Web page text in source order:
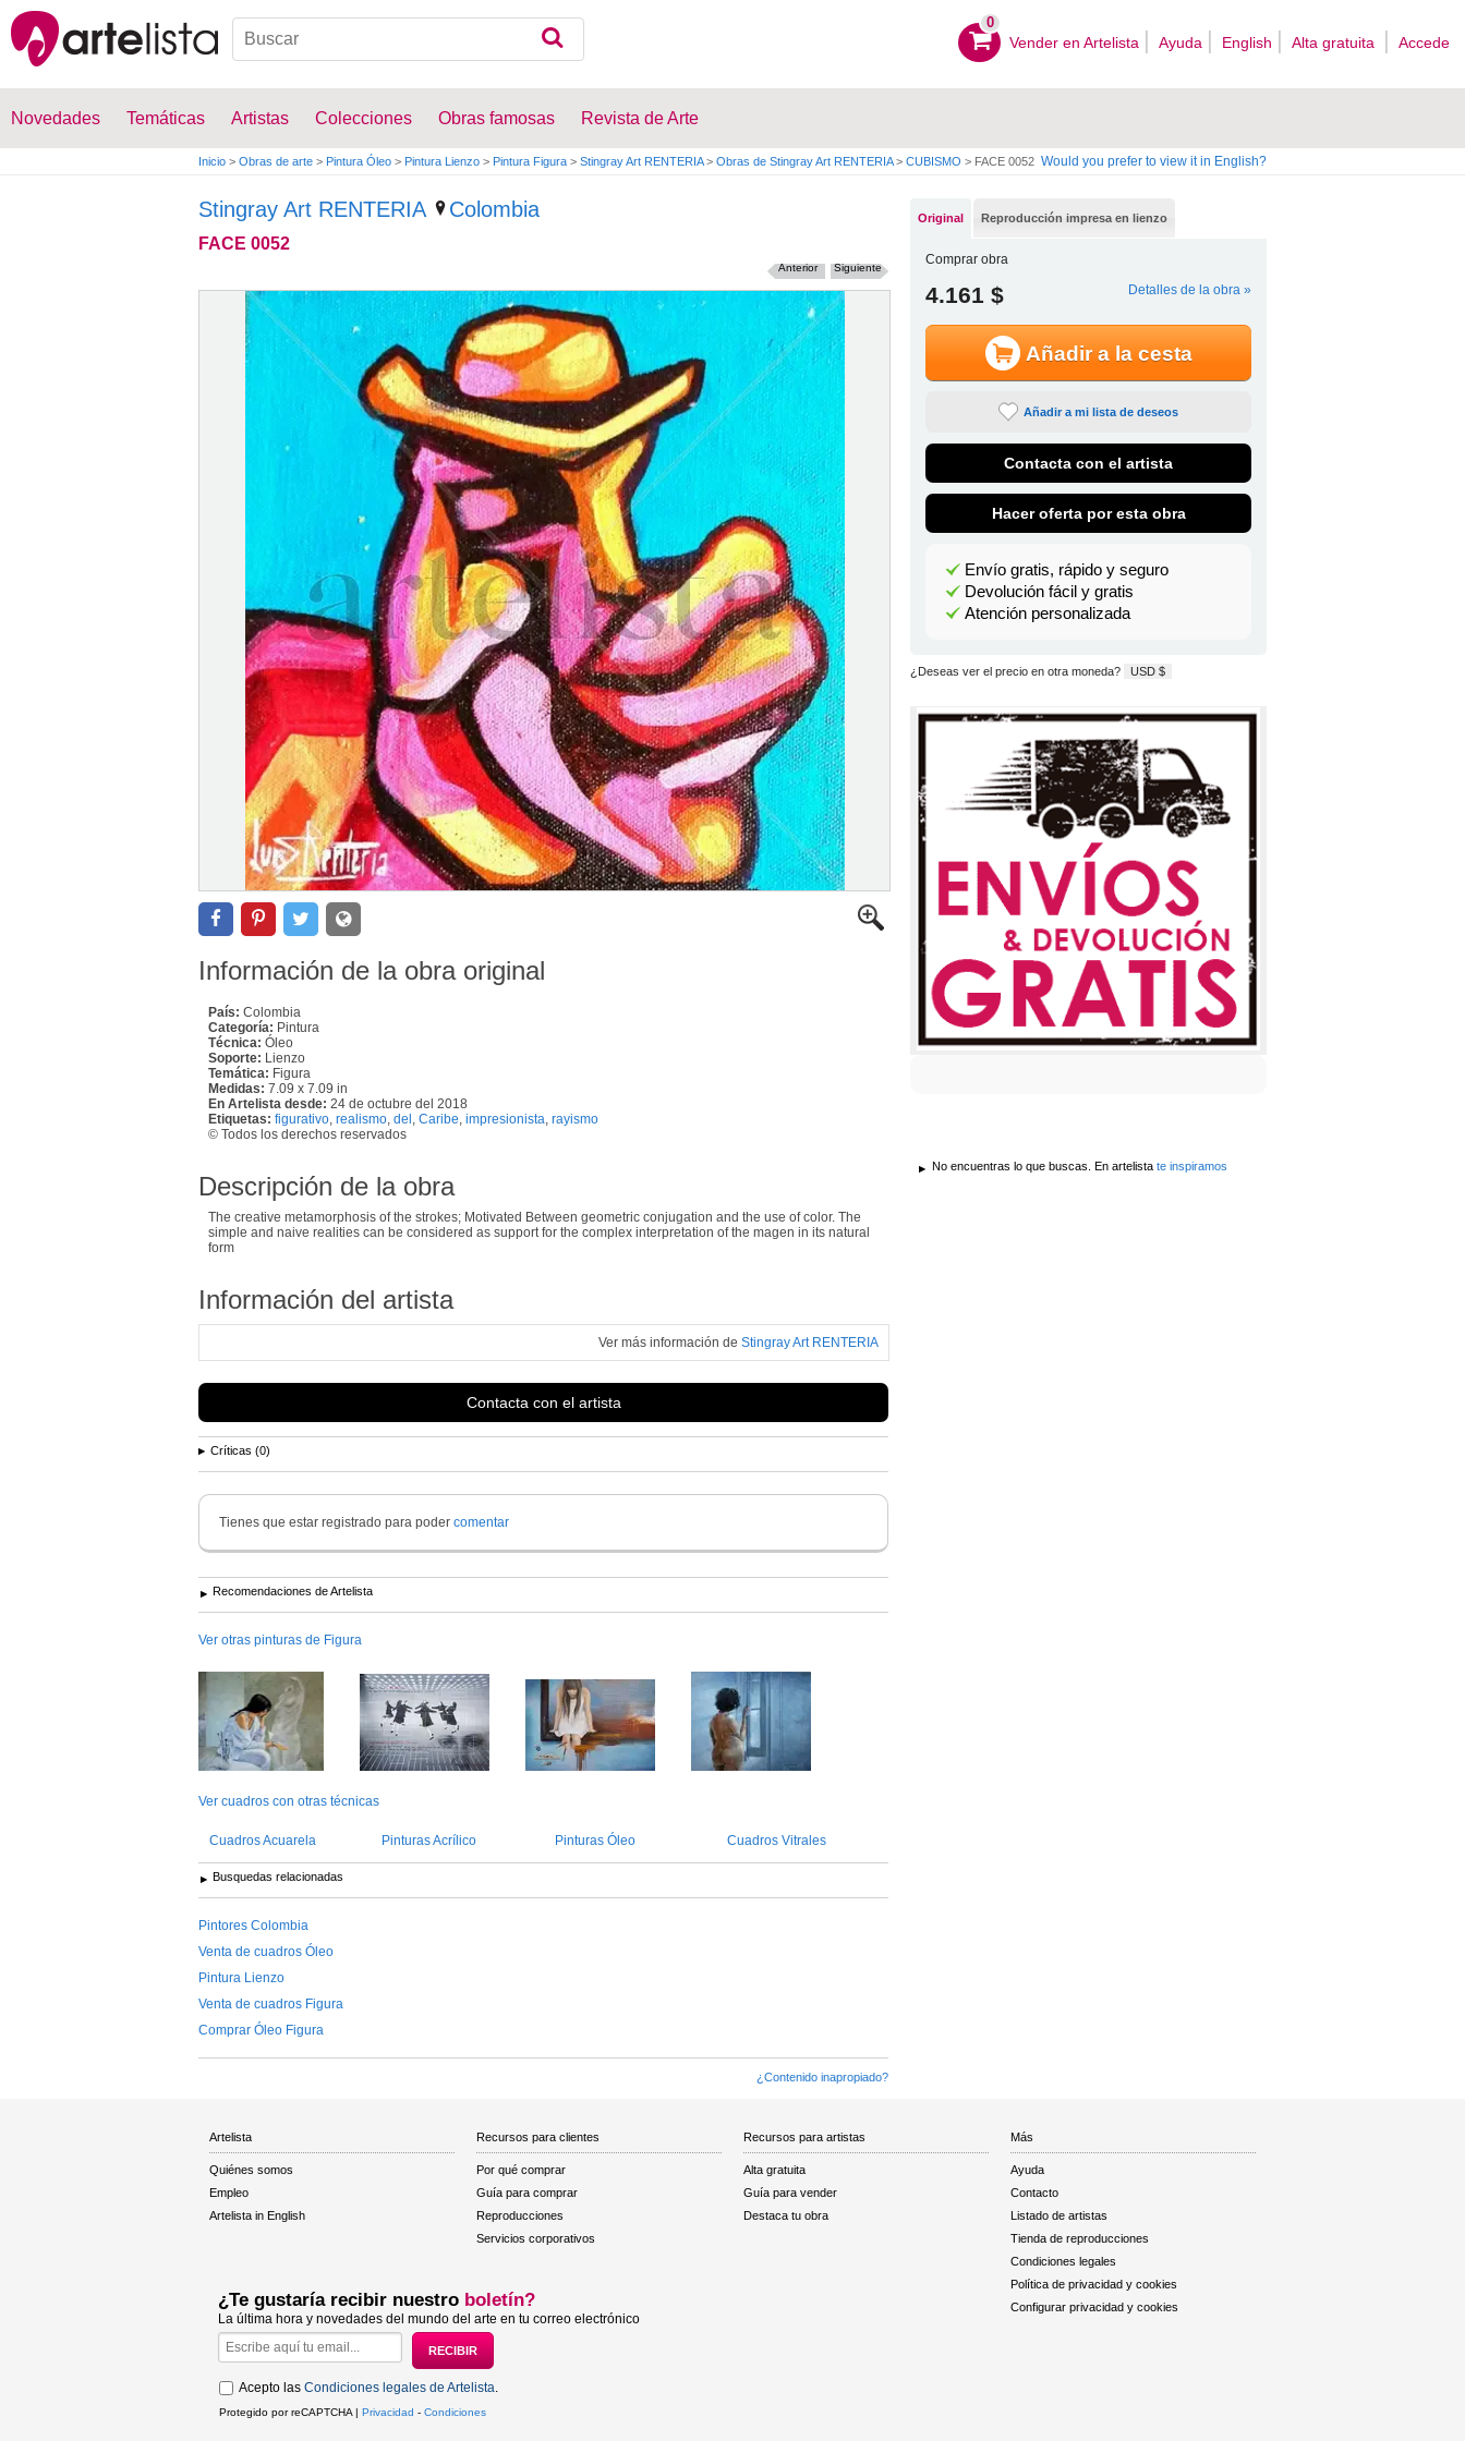
0
Vender en Artelista Ayuda English Alta gratuita Accede
Novedades Temáticas Artistas Colecciones Obras famosas Revista de Arte
Inicio > Obras de arte > Pintura Óleo > Pintura Lienzo > Pintura Figura > Stingray Art RENTERIA > Obras de Stingray Art RENTERIA > CUBISMO > FACE 0052 Would you prefer to view it in English?
Stingray Art RENTERIA Colombia
FACE 0052
Siguiente
Anterior
Información de la obra original
País: Colombia
Categoría: Pintura
Técnica: Óleo
Soporte: Lienzo
Temática: Figura
Medidas: 7.09 x 7.09 in
En Artelista desde: 24 de octubre del 2018
Etiquetas: figurativo realismo del Caribe impresionista rayismo
© Todos los derechos reservados
Descripción de la obra
The creative metamorphosis of the strokes; Motivated Between geometric conjugation and the use of color. The
simple and naive realities can be considered as support for the complex interpretation of the magen in its natural
form
Información del artista
Ver más información de Stingray Art RENTERIA
Contacta con el artista
Críticas (0)
Tienes que estar registrado para poder comentar
Recomendaciones de Artelista
Ver otras pinturas de Figura
Ver cuadros con otras técnicas
Cuadros Acuarela Pinturas Acrílico Pinturas Óleo Cuadros Vitrales
Busquedas relacionadas
Pintores Colombia
Venta de cuadros Óleo
Pintura Lienzo
Venta de cuadros Figura
Comprar Óleo Figura
¿Contenido inapropiado?
Original Reproducción impresa en lienzo
Comprar obra
4.161 $ Detalles de la obra »
Añadir a la cesta
Añadir a mi lista de deseos
Contacta con el artista
Hacer oferta por esta obra
Envío gratis, rápido y seguro
Devolución fácil y gratis
Atención personalizada
¿Deseas ver el precio en otra moneda? USD $
No encuentras lo que buscas. En artelista te inspiramos
Artelista
Quiénes somos
Empleo
Artelista in English
Recursos para clientes
Por qué comprar
Guía para comprar
Reproducciones
Servicios corporativos
Recursos para artistas
Alta gratuita
Guía para vender
Destaca tu obra
Más
Ayuda
Contacto
Listado de artistas
Tienda de reproducciones
Condiciones legales
Política de privacidad y cookies
Configurar privacidad y cookies
¿Te gustaría recibir nuestro boletín?
La última hora y novedades del mundo del arte en tu correo electrónico
Acepto las Condiciones legales de Artelista
Protegido por reCAPTCHA | Privacidad - Condiciones